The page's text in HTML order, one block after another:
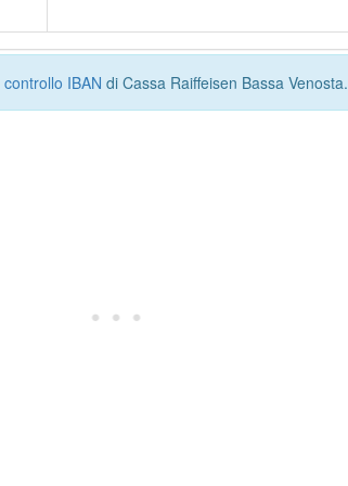
controllo IBAN di Cassa Raiffeisen Bassa Venosta.